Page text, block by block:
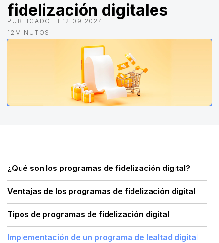
fidelización digitales
PUBLICADO EL 12.09.2024
12 MINUTOS
¿Qué son los programas de fidelización digital?
Ventajas de los programas de fidelización digital
Tipos de programas de fidelización digital
Implementación de un programa de lealtad digital